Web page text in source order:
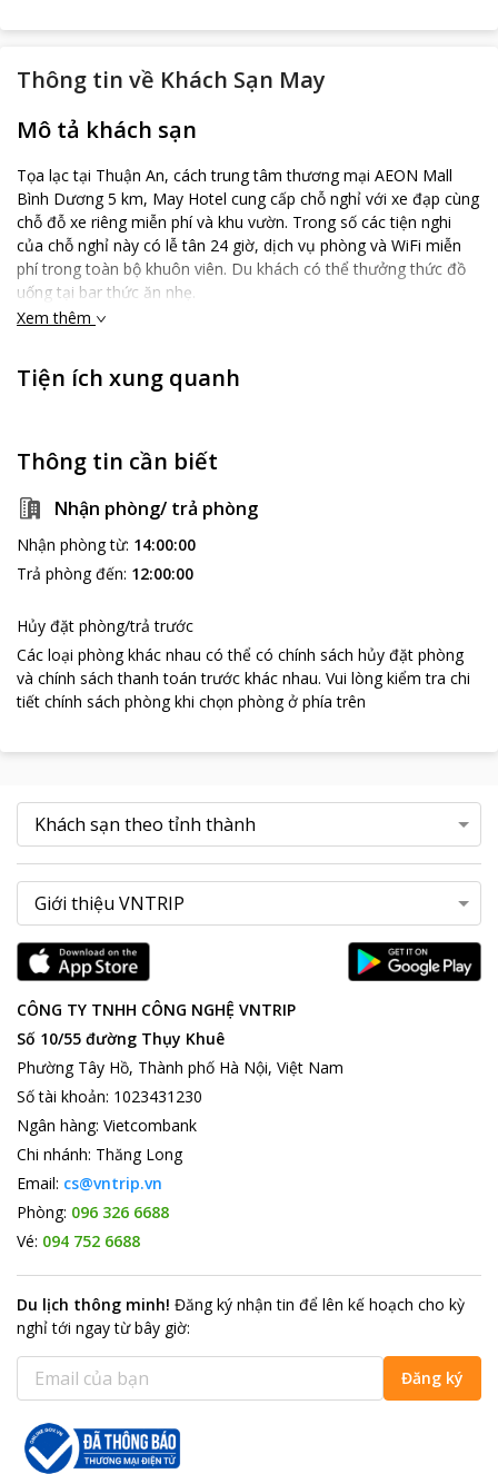
Thông tin về Khách Sạn May
Mô tả khách sạn
Tọa lạc tại Thuận An, cách trung tâm thương mại AEON Mall
Bình Dương 5 km, May Hotel cung cấp chỗ nghỉ với xe đạp cùng
chỗ đỗ xe riêng miễn phí và khu vườn. Trong số các tiện nghi
của chỗ nghỉ này có lễ tân 24 giờ, dịch vụ phòng và WiFi miễn
phí trong toàn bộ khuôn viên. Du khách có thể thưởng thức đồ
uống tại bar thức ăn nhẹ.
Tất cả phòng nghỉ tại May Hotel đều được bố trí khu vực ghế
làm việc.
Chỗ nghỉ nằm cách Địa đạo Củ Chi 41 km. Sân bay gần nhất là
Xem thêm
Tiện ích xung quanh
Thông tin cần biết
Nhận phòng/ trả phòng
Nhận phòng từ: 14:00:00
Trả phòng đến: 12:00:00
Hủy đặt phòng/trả trước
Các loại phòng khác nhau có thể có chính sách hủy đặt phòng
và chính sách thanh toán trước khác nhau. Vui lòng kiểm tra chi
tiết chính sách phòng khi chọn phòng ở phía trên
CÔNG TY TNHH CÔNG NGHỆ VNTRIP
Số 10/55 đường Thụy Khuê
Phường Tây Hồ, Thành phố Hà Nội, Việt Nam
Số tài khoản: 1023431230
Ngân hàng: Vietcombank
Chi nhánh: Thăng Long
Email: cs@vntrip.vn
Phòng: 096 326 6688
Vé: 094 752 6688
Du lịch thông minh! Đăng ký nhận tin để lên kế hoạch cho kỳ
nghỉ tới ngay từ bây giờ:
Đăng ký